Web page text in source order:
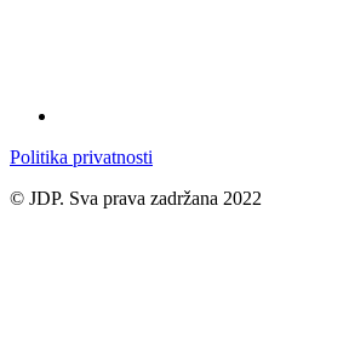
Politika privatnosti
© JDP. Sva prava zadržana 2022